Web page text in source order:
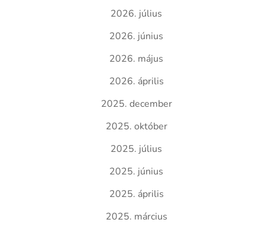
2026. július
2026. június
2026. május
2026. április
2025. december
2025. október
2025. július
2025. június
2025. április
2025. március